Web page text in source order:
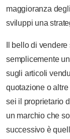
maggioranza
sviluppi una
Il bello di
semplicemente
sugli articoli
quotazione o
sei il proprietario
un marchio che
successivo è